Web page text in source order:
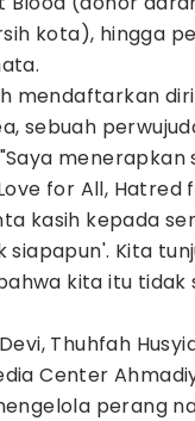
kota), hingga
mendaftarkan
sebuah
menerapkan
for All, Hatred
kasih kepada
siapapun'. Kita
kita itu tidak
Thuhfah
Center
perang